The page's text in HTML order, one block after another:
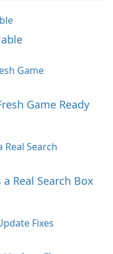
Game Ready
Real Search Box